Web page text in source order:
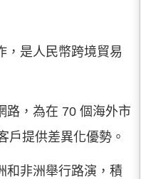
，是人民幣跨境貿易
路，為在 70 個海外市
戶提供差異化優勢。
和非洲舉行路演，積